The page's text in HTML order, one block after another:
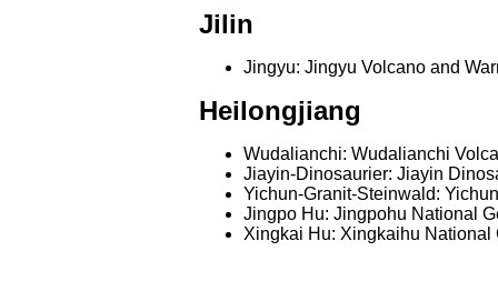
Jilin
Jingyu: Jingyu Volcano and
Heilongjiang
Wudalianchi: Wudalianchi
Jiayin-Dinosaurier: Jiayin
Yichun-Granit-Steinwald:
Jingpo Hu: Jingpohu National
Xingkai Hu: Xingkaihu National